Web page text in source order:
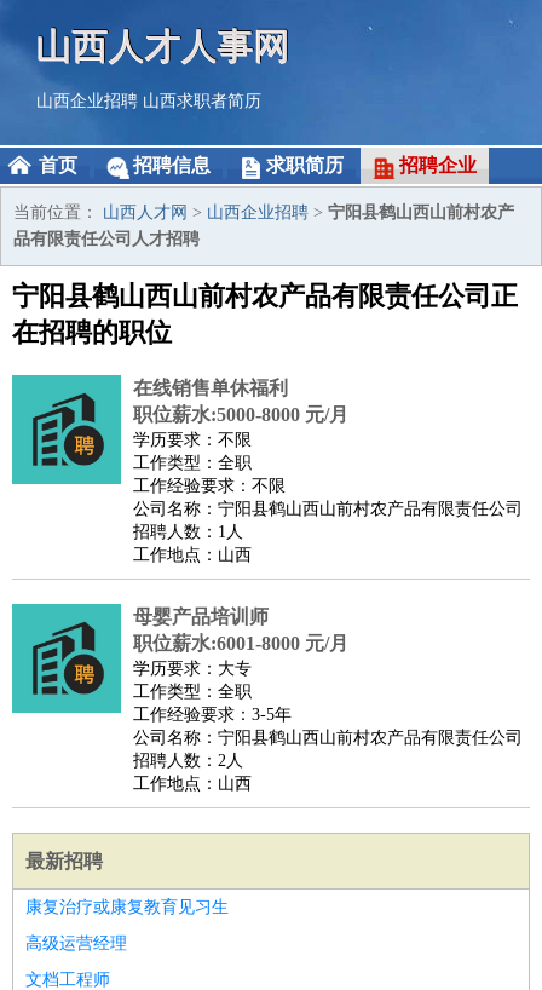
山西人才人事网
山西企业招聘 山西求职者简历
首页 招聘信息 求职简历 招聘企业
当前位置： 山西人才网 > 山西企业招聘 > 宁阳县鹤山西山前村农产
品有限责任公司人才招聘
宁阳县鹤山西山前村农产品有限责任公司正
在招聘的职位
在线销售单休福利
职位薪水:5000-8000 元/月
学历要求：不限
工作类型：全职
工作经验要求：不限
公司名称：宁阳县鹤山西山前村农产品有限责任公司
招聘人数：1人
工作地点：山西
母婴产品培训师
职位薪水:6001-8000 元/月
学历要求：大专
工作类型：全职
工作经验要求：3-5年
公司名称：宁阳县鹤山西山前村农产品有限责任公司
招聘人数：2人
工作地点：山西
最新招聘
康复治疗或康复教育见习生
高级运营经理
文档工程师